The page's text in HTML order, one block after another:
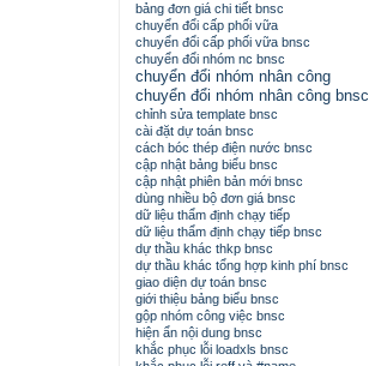
bảng đơn giá chi tiết bnsc
chuyển đổi cấp phối vữa
chuyển đổi cấp phối vữa bnsc
chuyển đổi nhóm nc bnsc
chuyển đổi nhóm nhân công
chuyển đổi nhóm nhân công bnsc
chỉnh sửa template bnsc
cài đặt dự toán bnsc
cách bóc thép điện nước bnsc
cập nhật bảng biểu bnsc
cập nhật phiên bản mới bnsc
dùng nhiều bộ đơn giá bnsc
dữ liệu thẩm định chạy tiếp
dữ liệu thẩm định chạy tiếp bnsc
dự thầu khác thkp bnsc
dự thầu khác tổng hợp kinh phí bnsc
giao diện dự toán bnsc
giới thiệu bảng biểu bnsc
gộp nhóm công việc bnsc
hiện ẩn nội dung bnsc
khắc phục lỗi loadxls bnsc